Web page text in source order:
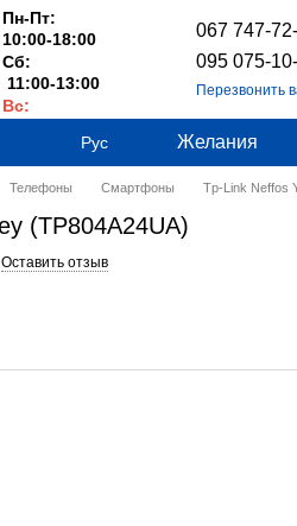
Пн-Пт:
10:00-18:00
Сб:
11:00-13:00
Вс:
067 747-
095 075-
Перезвонить
Рус Желания
Телефоны Смартфоны Tp-Link Neffos
(TP804A24UA)
Оставить отзыв